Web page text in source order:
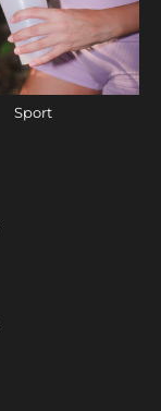
Sport